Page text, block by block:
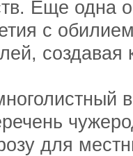
Еще одна
с
для